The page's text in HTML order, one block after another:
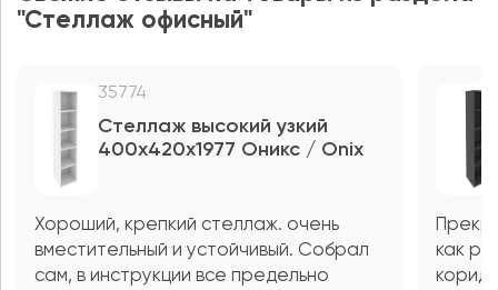
"Стеллаж офисный"
35774
Стеллаж высокий узкий
400x420x1977 Оникс / Onix
Хороший, крепкий стеллаж. очень
вместительный и устойчивый. Собрал
сам, в инструкции все предельно
как